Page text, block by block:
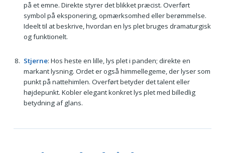
på et emne. Direkte styrer det blikket præcist. Overført
symbol på eksponering, opmærksomhed eller berømmelse.
Ideelt til at beskrive, hvordan en lys plet bruges dramaturgisk
og funktionelt.
Stjerne: Hos heste en lille, lys plet i panden; direkte en
markant lysning. Ordet er også himmellegeme, der lyser som
punkt på nattehimlen. Overført betyder det talent eller
højdepunkt. Kobler elegant konkret lys plet med billedlig
betydning af glans.